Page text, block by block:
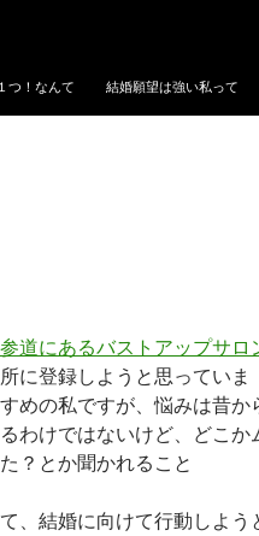
つ！なんて 結婚願望は強い私って
道にあるバストアップサロ
に登録しようと思っていま
めの私ですが、悩みは昔か
わけではないけど、どこか
？とか聞かれること
、結婚に向けて行動しよう